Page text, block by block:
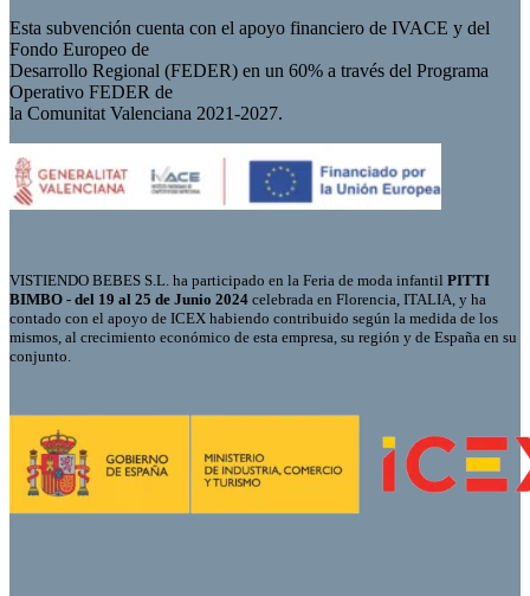
Esta subvención cuenta con el apoyo financiero de IVACE y del
Fondo Europeo de
Desarrollo Regional (FEDER) en un 60% a través del Programa
Operativo FEDER de
la Comunitat Valenciana 2021-2027.
VISTIENDO BEBES S.L. ha participado en la Feria de moda infantil PITTI
BIMBO - del 19 al 25 de Junio 2024 celebrada en Florencia, ITALIA, y ha
contado con el apoyo de ICEX habiendo contribuido según la medida de los
mismos, al crecimiento económico de esta empresa, su región y de España en su
conjunto.